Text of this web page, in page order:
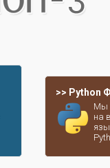
>> Python
Мы
на